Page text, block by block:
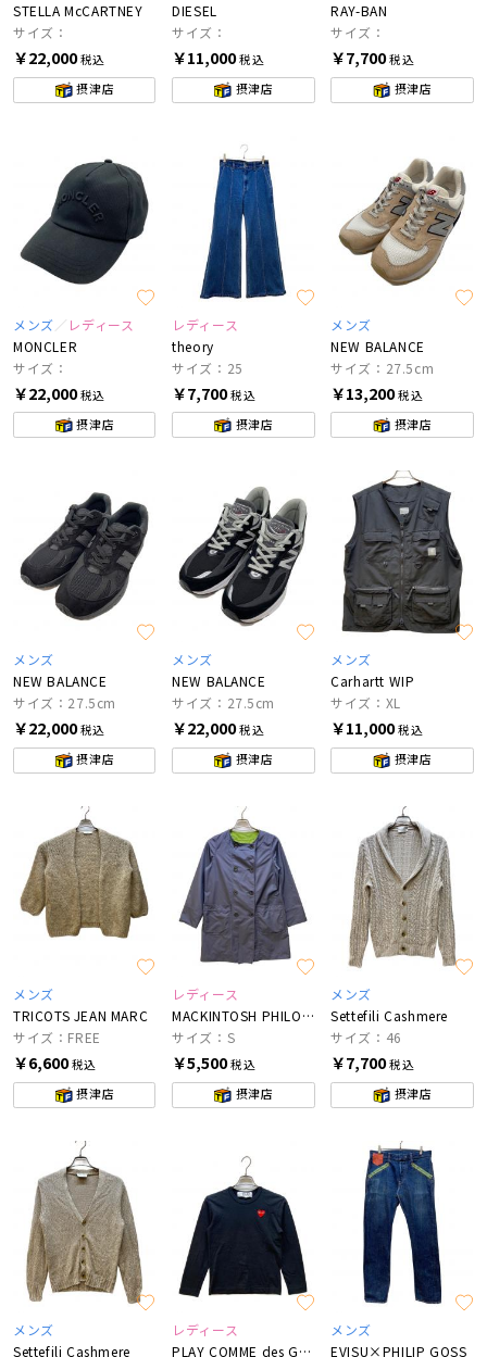
STELLA McCARTNEY
サイズ：
￥22,000税込
摂津店
DIESEL
サイズ：
￥11,000税込
摂津店
RAY-BAN
サイズ：
￥7,700税込
摂津店
メンズ
レディース
MONCLER
サイズ：
￥22,000税込
摂津店
レディース
theory
サイズ：25
￥7,700税込
摂津店
メンズ
NEW BALANCE
サイズ：27.5cm
￥13,200税込
摂津店
メンズ
NEW BALANCE
サイズ：27.5cm
￥22,000税込
摂津店
メンズ
NEW BALANCE
サイズ：27.5cm
￥22,000税込
摂津店
メンズ
Carhartt WIP
サイズ：XL
￥11,000税込
摂津店
メンズ
TRICOTS JEAN MARC
サイズ：FREE
￥6,600税込
摂津店
レディース
MACKINTOSH PHILOSOPHY
サイズ：S
￥5,500税込
摂津店
メンズ
Settefili Cashmere
サイズ：46
￥7,700税込
摂津店
メンズ
Settefili Cashmere
レディース
PLAY COMME des GARCONS
メンズ
EVISU×PHILIP GOSS